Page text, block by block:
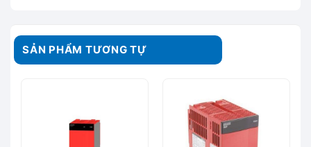
SẢN PHẨM TƯƠNG TỰ